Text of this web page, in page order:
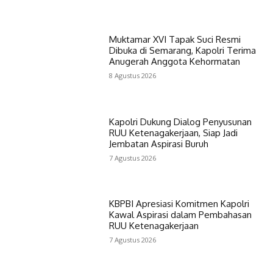
Muktamar XVI Tapak Suci Resmi
Dibuka di Semarang, Kapolri Terima
Anugerah Anggota Kehormatan
8 Agustus 2026
Kapolri Dukung Dialog Penyusunan
RUU Ketenagakerjaan, Siap Jadi
Jembatan Aspirasi Buruh
7 Agustus 2026
KBPBI Apresiasi Komitmen Kapolri
Kawal Aspirasi dalam Pembahasan
RUU Ketenagakerjaan
7 Agustus 2026